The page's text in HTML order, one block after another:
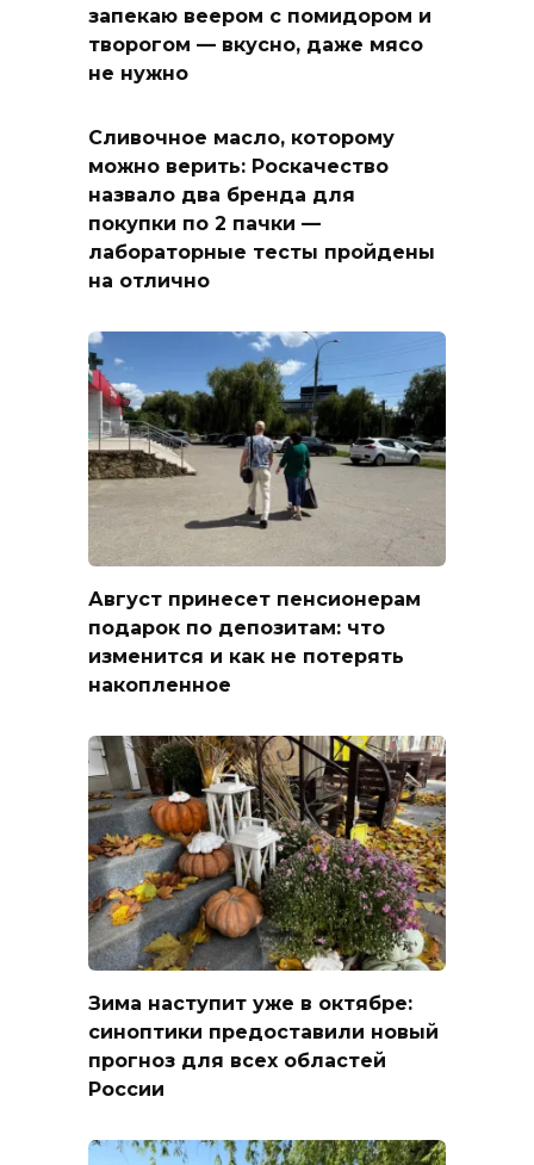
запекаю веером с помидором и
творогом — вкусно, даже мясо
не нужно
Сливочное масло, которому
можно верить: Роскачество
назвало два бренда для
покупки по 2 пачки —
лабораторные тесты пройдены
на отлично
Август принесет пенсионерам
подарок по депозитам: что
изменится и как не потерять
накопленное
Зима наступит уже в октябре:
синоптики предоставили новый
прогноз для всех областей
России